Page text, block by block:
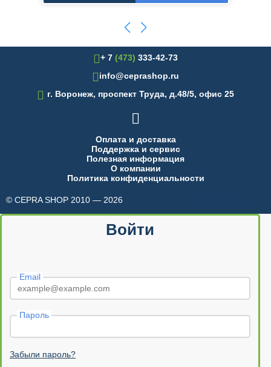
+ 7 (473) 333-42-73
info@ceprashop.ru
 г. Воронеж, проспект Труда, д.48/5, офис 25

Оплата и доставка
Поддержка и сервис
Полезная информация
О компании
Политика конфиденциальности
© CEPRA SHOP 2010 — 2026
Войти
Email
Пароль
Забыли пароль?